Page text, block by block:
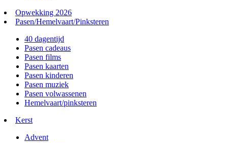
Opwekking 2026
Pasen/Hemelvaart/Pinksteren
40 dagentijd
Pasen cadeaus
Pasen films
Pasen kaarten
Pasen kinderen
Pasen muziek
Pasen volwassenen
Hemelvaart/pinksteren
Kerst
Advent